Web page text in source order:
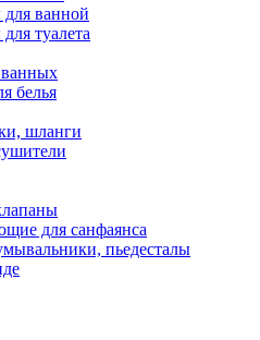
для ванной
туалета
белья
шланги
для санфаянса
пьедесталы